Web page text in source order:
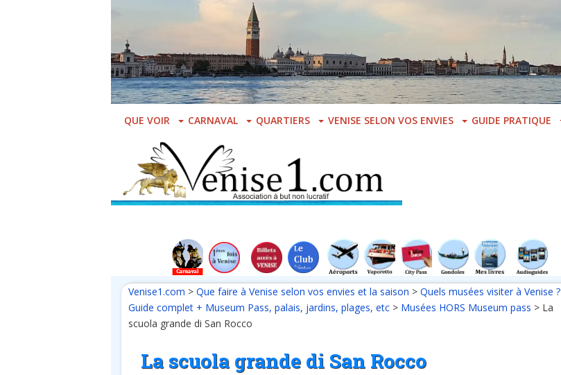
main
content
QUE VOIR CARNAVAL QUARTIERS VENISE SELON VOS ENVIES GUIDE PRATIQUE
Venise1.com > Que faire à Venise selon vos envies et la saison > Quels musées visiter à Venise ?
Guide complet + Museum Pass, palais, jardins, plages, etc > Musées HORS Museum pass > La
scuola grande di San Rocco
La scuola grande di San Rocco